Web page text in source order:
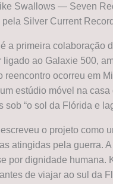
Swallows — Seven
pela Silver Current
a primeira colaboração
ligado ao Galaxie 500,
reencontro ocorreu em
estúdio móvel na
sob “o sol da Flórida e
o projeto como
atingidas pela guerra.
por dignidade humana.
de viajar ao sul da